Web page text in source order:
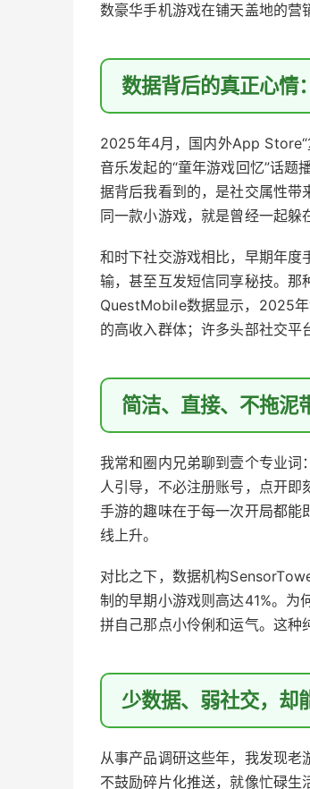
数豪华手机游戏在铺天盖地的营
数据背后的真正心情
2025年4月，国内外App Store“
音乐发起的“童年游戏回忆”话题
据背后我看到的，是社交属性
同一款小游戏，就是曾经一起躲
和时下社交游戏相比，早期年
输，甚至互发短信同享秘技。那
QuestMobile数据显示，2025
的高收入群体；许多头部社交平
简洁、直接、不拖
我常和圈内兄弟聊到壹个专业词
人引导，不必注册账号，点开
手游的趣味在于每一次开局都
线上升。
对比之下，数据机构
制的早期小游戏则高达41%。为
拼自己那点小伶俐和运气。这种
少数据、弱社交，却
从事产品调研这些年，我发现老
不鼓励碎片化推送，就像忙碌